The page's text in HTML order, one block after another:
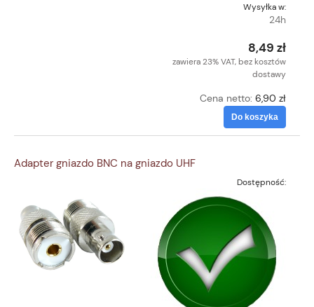
Wysyłka w:
24h
8,49 zł
zawiera 23% VAT, bez kosztów
dostawy
Cena netto: 6,90 zł
Do koszyka
Adapter gniazdo BNC na gniazdo UHF
Dostępność: